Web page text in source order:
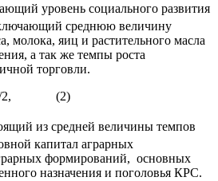
уровень социального развития
среднюю величину
молока, яиц и растительного масла
а так же темпы роста
торговли.
2, (2)
из средней величины темпов
капитал аграрных
формирований, основных
назначения и поголовья КРС.